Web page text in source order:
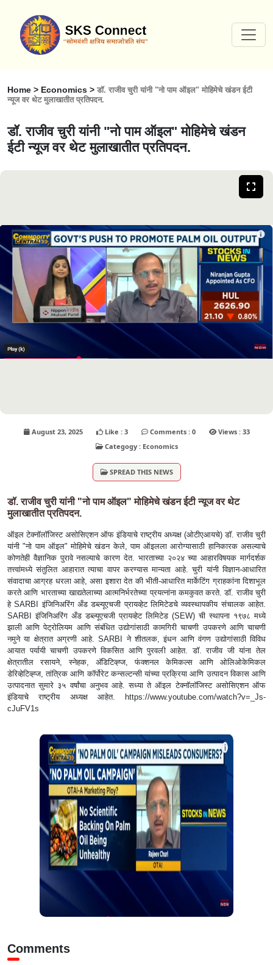
Home > Economics > डॉ. राजीव चुरी यांनी "नो पाम ऑइल" मोहिमेचे खंडन ईटी
न्यूज वर थेट मुलाखातीत प्रतिपदन.
डॉ. राजीव चुरी यांनी "नो पाम ऑइल" मोहिमेचे खंडन
ईटी न्यूज वर थेट मुलाखातीत प्रतिपदन.
August 23, 2025 Like : 3 Comments : 0
Views : 33
Categogy : Economics
SPREAD THIS NEWS
डॉ. राजीव चुरी यांनी "नो पाम ऑइल" मोहिमेचे खंडन ईटी न्यूज वर थेट
मुलाखातीत प्रतिपदन.
ऑइल टेक्नॉलॉजिस्ट असोसिएशन ऑफ इंडियाचे राष्ट्रीय अध्यक्ष (ओटीएआयचे) डॉ. राजीव चुरी
यांनी "नो पाम ऑइल" मोहिमेचे खंडन केले, पाम ऑइलला आरोग्यासाठी हानिकारक असल्याचे
कोणतेही वैज्ञानिक पुरावे नसल्याचे कारण देत. भारताच्या २०२४ च्या आहारविषयक मार्गदर्शक
तत्त्वांमध्ये संतुलित आहारात त्याचा वापर करण्यास मान्यता आहे. चुरी यांनी विज्ञान-आधारित
संवादाचा आग्रह धरला आहे, असा इशारा देत की भीती-आधारित मार्केटिंग ग्राहकांना दिशाभूल
करते आणि भारताच्या खाद्यतेलाच्या आत्मनिर्भरतेच्या प्रयत्नांना कमकुवत करते. डॉ. राजीव चुरी
हे SARBI इंजिनिअरिंग अँड डब्ल्यूएचजी प्रायव्हेट लिमिटेडचे ​​व्यवस्थापकीय संचालक आहेत.
SARBI इंजिनिअरिंग अँड डब्ल्यूएचजी प्रायव्हेट लिमिटेड (SEW) ची स्थापना १९७८ मध्ये
झाली आणि पेट्रोलियम आणि संबंधित उद्योगांसाठी कामगिरी चाचणी उपकरणे आणि चाचणी
नमुने या क्षेत्रात अग्रणी आहे. SARBI ने शीतलक, इंधन आणि वंगण उद्योगांसाठी विविध
आयात पर्यायी चाचणी उपकरणे विकसित आणि पुरवली आहेत. डॉ. राजीव जी यांना तेल
क्षेत्रातील रसायने, स्नेहक, अ‍ॅडिटिव्ह्ज, फंक्शनल केमिकल्स आणि ओलिओकेमिकल
डेरिव्हेटिव्ह्ज, तांत्रिक आणि कॉर्पोरेट कन्सल्टन्सी यांच्या प्रक्रिया आणि उत्पादन विकास आणि
उत्पादनात सुमारे ३५ वर्षांचा अनुभव आहे. सध्या ते ऑइल टेक्नॉलॉजिस्ट असोसिएशन ऑफ
इंडियाचे राष्ट्रीय अध्यक्ष आहेत. https://www.youtube.com/watch?v=_Js-
cJuFV1s
Comments